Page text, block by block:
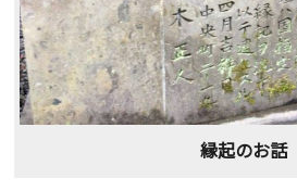
縁起のお話